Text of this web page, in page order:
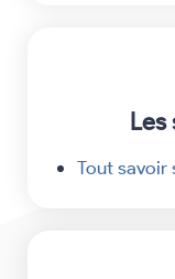
Les
Tout savoir